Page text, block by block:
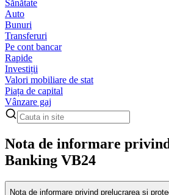
Sănătate
Auto
Bunuri
Transferuri
Pe cont bancar
Rapide
Investiții
Valori mobiliare de stat
Piața de capital
Vânzare gaj
Nota de informare
Banking VB24
Nota de informare privind prelucrarea și